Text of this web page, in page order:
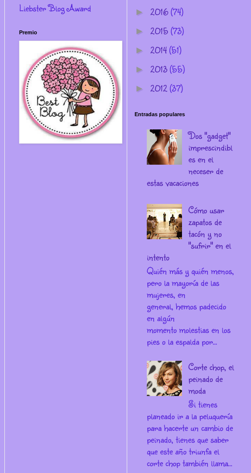
Liebster Blog Award
Premio
► 2016(74)
► 2015(73)
► 2014(51)
► 2013(55)
► 2012(37)
Entradas populares
Dos "gadget"
imprescindibl
es en el
neceser de
estas vacaciones
Cómo usar
zapatos de
tacón y no
"sufrir" en el
intento
Quién más y quién menos,
pero la mayoría de las
mujeres, en
general, hemos padecido
en algún
momento molestias en los
pies o la espalda por...
Corte chop, el
peinado de
moda
Si tienes
planeado ir a la peluquería
para hacerte un cambio de
peinado, tienes que saber
que este año triunfa el
corte chop también llama...